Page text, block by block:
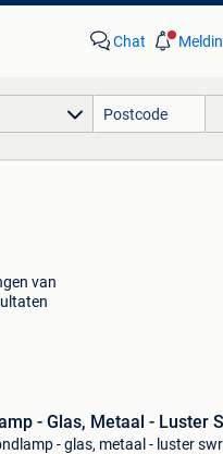
Chat
van
- Glas, Metaal - Luster
- glas, metaal - luster